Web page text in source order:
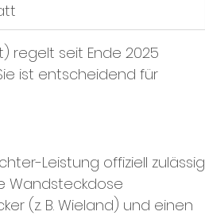
regelt seit Ende 2025
ist entscheidend für
Leistung offiziell zulässig
Wandsteckdose
(z. B. Wieland) und einen